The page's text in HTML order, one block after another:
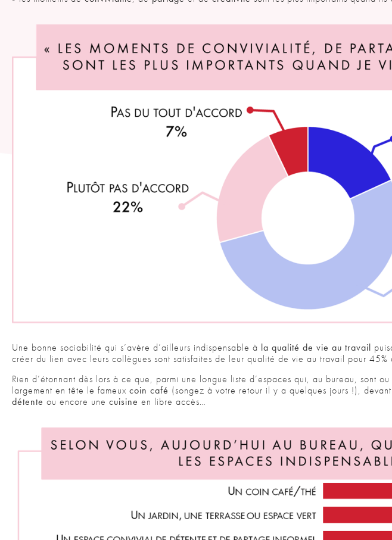
Une bonne sociabilité qui s’avère d’ailleurs indispensable à la qualité de vie au travail
créer du lien avec leurs collègues sont satisfaites de leur qualité de vie au travail pour 45%
Rien d’étonnant dès lors à ce que, parmi une longue liste d’espaces qui, au bureau, sont
largement en tête le fameux coin café (songez à votre retour il y a quelques jours !), devant
détente ou encore une cuisine en libre accès…